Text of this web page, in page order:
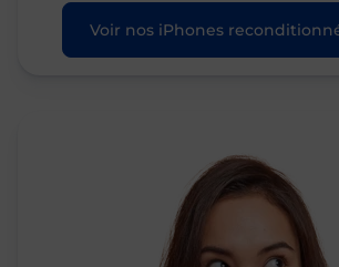
Voir nos iPhones